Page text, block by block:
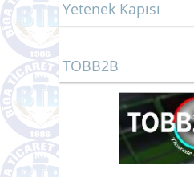
Yetenek Kapısı
TOBB2B